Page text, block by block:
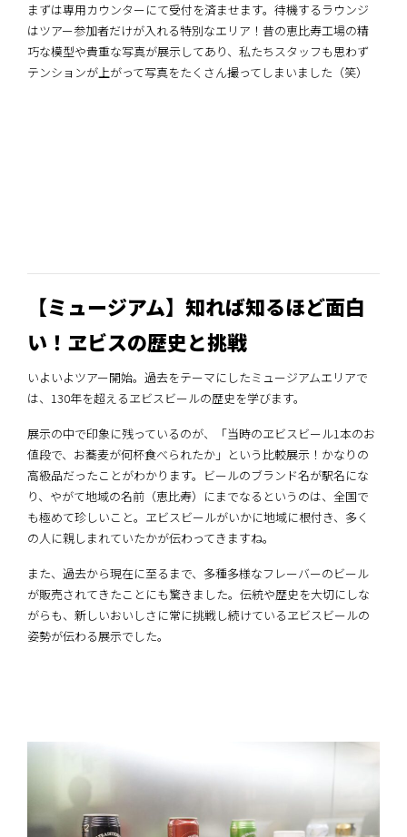
まずは専用カウンターにて受付を済ませます。待機するラウンジ
はツアー参加者だけが入れる特別なエリア！昔の恵比寿工場の精
巧な模型や貴重な写真が展示してあり、私たちスタッフも思わず
テンションが上がって写真をたくさん撮ってしまいました（笑）
【ミュージアム】知れば知るほど面白
い！ヱビスの歴史と挑戦
いよいよツアー開始。過去をテーマにしたミュージアムエリアで
は、130年を超えるヱビスビールの歴史を学びます。
展示の中で印象に残っているのが、「当時のヱビスビール1本のお
値段で、お蕎麦が何杯食べられたか」という比較展示！かなりの
高級品だったことがわかります。ビールのブランド名が駅名にな
り、やがて地域の名前（恵比寿）にまでなるというのは、全国で
も極めて珍しいこと。ヱビスビールがいかに地域に根付き、多く
の人に親しまれていたかが伝わってきますね。
また、過去から現在に至るまで、多種多様なフレーバーのビール
が販売されてきたことにも驚きました。伝統や歴史を大切にしな
がらも、新しいおいしさに常に挑戦し続けているヱビスビールの
姿勢が伝わる展示でした。